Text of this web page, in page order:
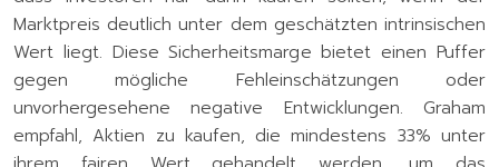
Marktpreis deutlich unter dem geschätzten intrinsischen
Wert liegt. Diese Sicherheitsmarge bietet einen Puffer
gegen mögliche Fehleinschätzungen oder
unvorhergesehene negative Entwicklungen. Graham
empfahl, Aktien zu kaufen, die mindestens 33% unter